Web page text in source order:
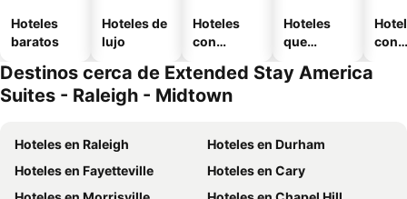
Hoteles
baratos
Hoteles de
lujo
Hoteles
con
Hoteles
que
mascotas
con
Destinos cerca de Extended Stay America
Suites - Raleigh - Midtown
Hoteles en Raleigh
Hoteles en Durham
Hoteles en Fayetteville
Hoteles en Cary